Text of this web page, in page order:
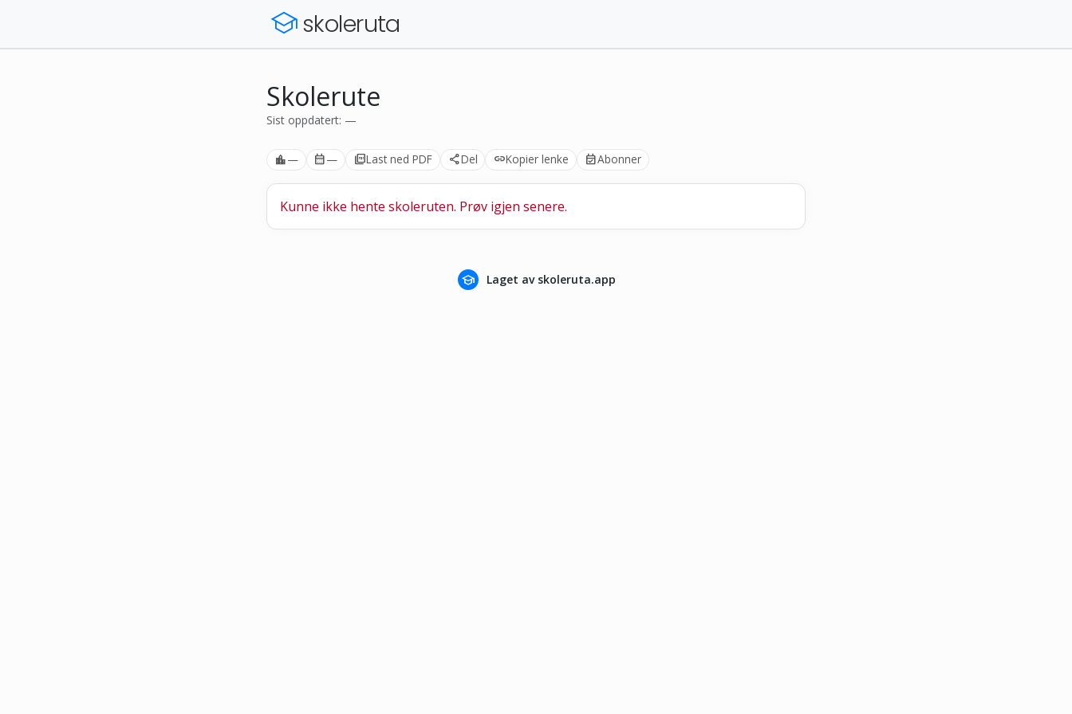
schoolskoleruta
Skolerute
Sist oppdatert: —
location_city— calendar_month— picture_as_pdfLast ned PDF shareDel linkKopier lenke event_availableAbonner
Kunne ikke hente skoleruten. Prøv igjen senere.
school Laget av skoleruta.app